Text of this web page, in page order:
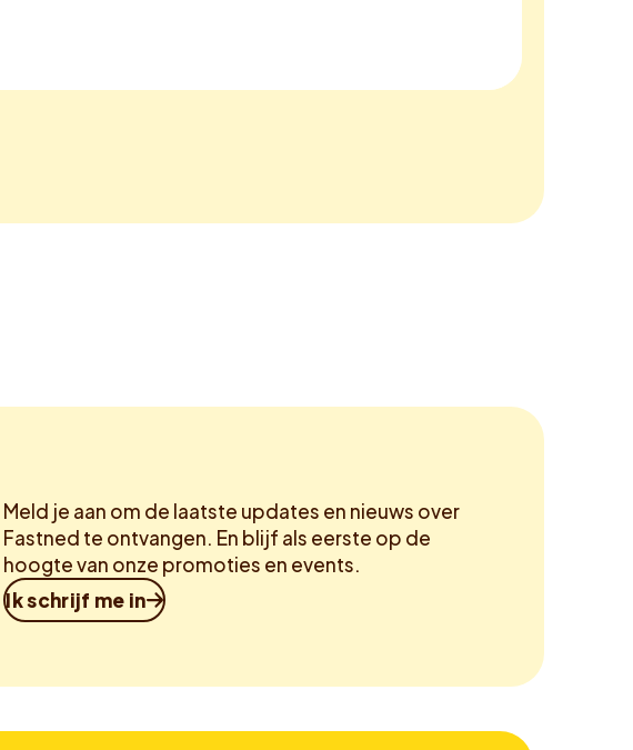
Meld je aan om de laatste updates en nieuws over
Fastned te ontvangen. En blijf als eerste op de
hoogte van onze promoties en events.
Ik schrijf me in